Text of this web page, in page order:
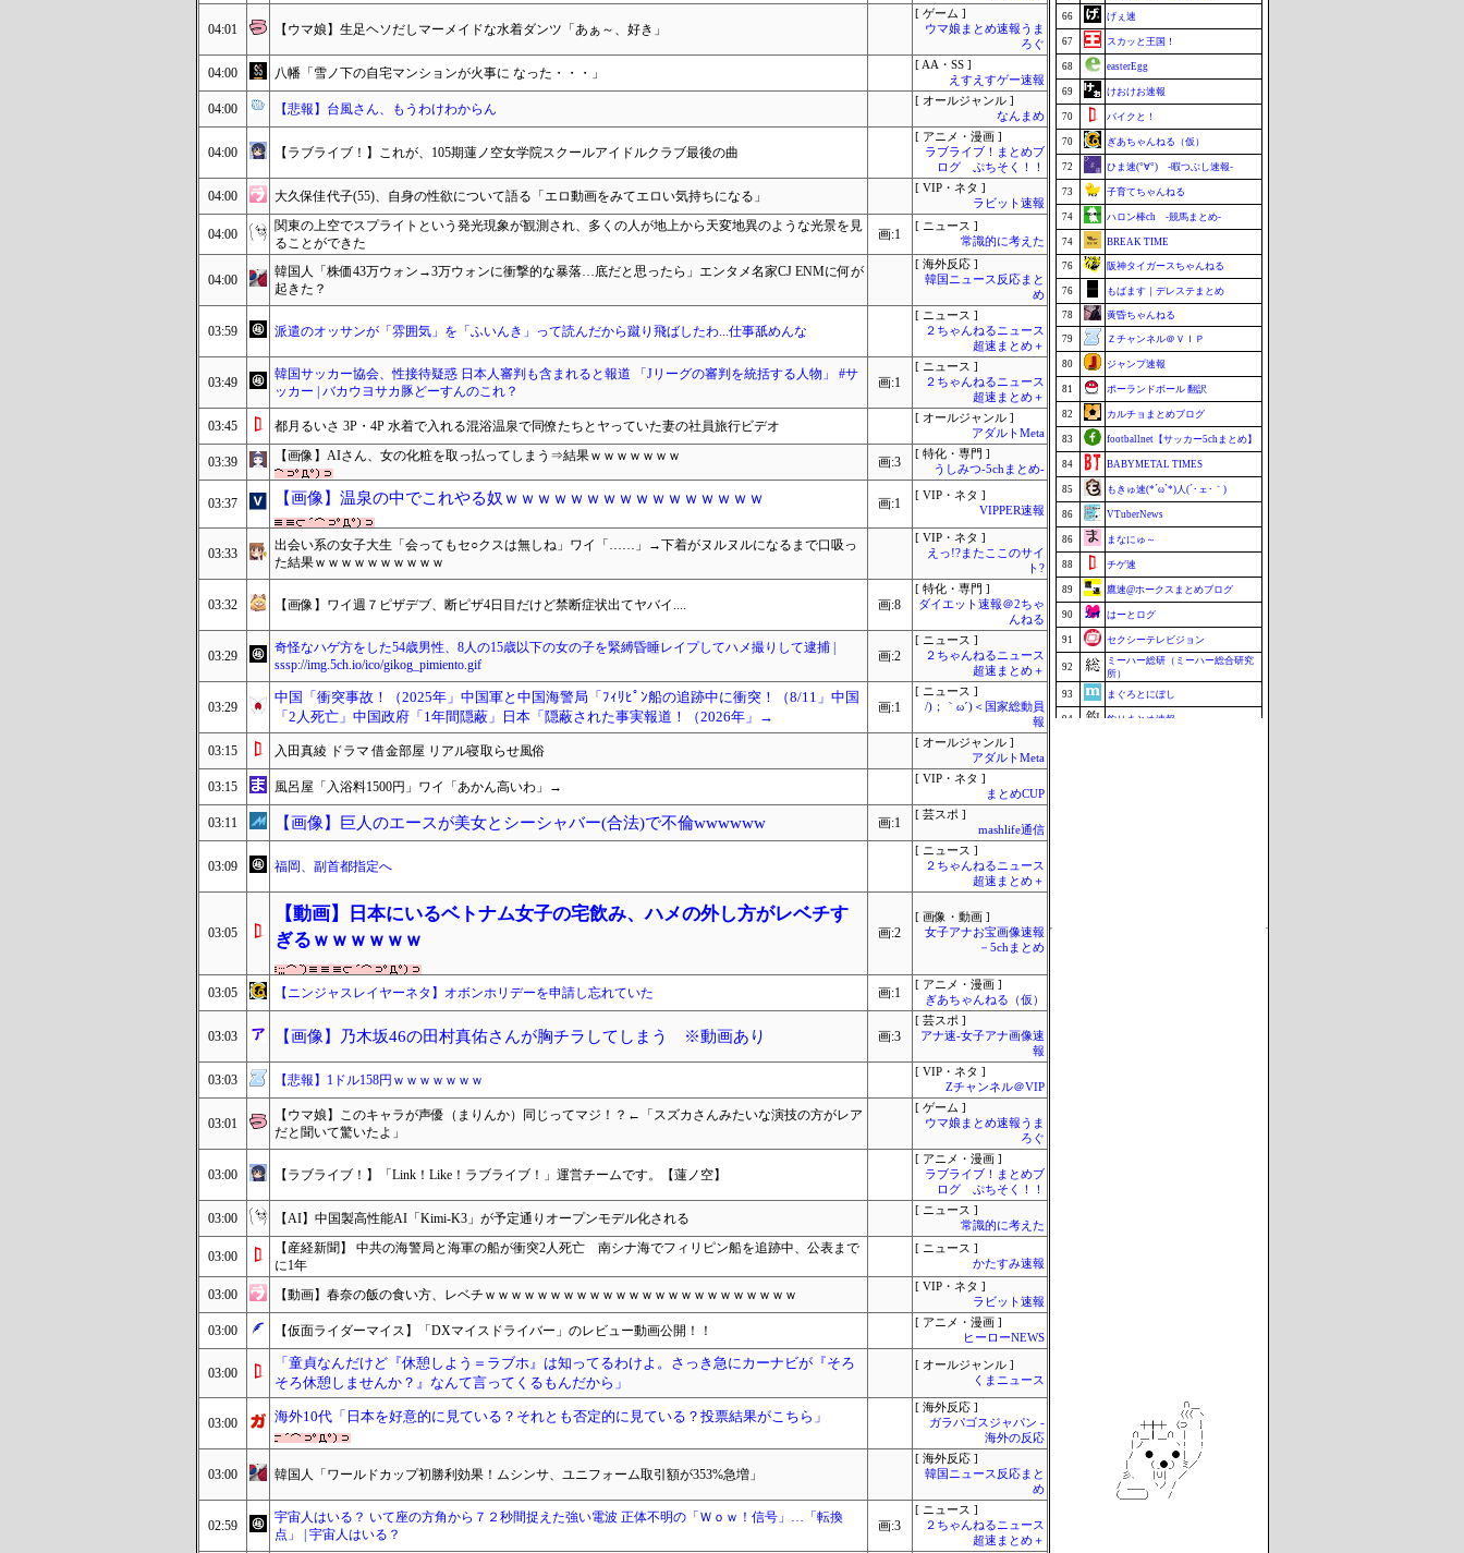
04:01 【ウマ娘】生足ヘソだしマーメイドな水着ダンツ「あぁ～、好き」
[ ゲーム ]
ウマ娘まとめ速報うま
ろぐ
04:00 八幡「雪ノ下の自宅マンションが火事に なった・・・」
[ AA・SS ]
えすえすゲー速報
04:00 【悲報】台風さん、もうわけわからん
[ オールジャンル ]
なんまめ
04:00 【ラブライブ！】これが、105期蓮ノ空女学院スクールアイドルクラブ最後の曲
[ アニメ・漫画 ]
ラブライブ！まとめブ
ログ ぷちそく！！
04:00 大久保佳代子(55)、自身の性欲について語る「エロ動画をみてエロい気持ちになる」
[ VIP・ネタ ]
ラビット速報
04:00
関東の上空でスプライトという発光現象が観測され、多くの人が地上から天変地異のような光景を見
ることができた
画:1
[ ニュース ]
常識的に考えた
04:00
韓国人「株価43万ウォン→3万ウォンに衝撃的な暴落…底だと思ったら」エンタメ名家CJ ENMに何が
起きた？
[ 海外反応 ]
韓国ニュース反応まと
め
03:59 派遣のオッサンが「雰囲気」を「ふいんき」って読んだから蹴り飛ばしたわ...仕事舐めんな
[ ニュース ]
２ちゃんねるニュース
超速まとめ＋
03:49
韓国サッカー協会、性接待疑惑 日本人審判も含まれると報道 「Jリーグの審判を統括する人物」 #サ
ッカー | バカウヨサカ豚どーすんのこれ？
画:1
[ ニュース ]
２ちゃんねるニュース
超速まとめ＋
03:45 都月るいさ 3P・4P 水着で入れる混浴温泉で同僚たちとヤっていた妻の社員旅行ビデオ
[ オールジャンル ]
アダルトMeta
03:39 【画像】AIさん、女の化粧を取っ払ってしまう⇒結果ｗｗｗｗｗｗｗ 画:3
[ 特化・専門 ]
うしみつ-5chまとめ-
03:37 【画像】温泉の中でこれやる奴ｗｗｗｗｗｗｗｗｗｗｗｗｗｗｗｗ 画:1
[ VIP・ネタ ]
VIPPER速報
03:33
出会い系の女子大生「会ってもセ○クスは無しね」ワイ「……」→下着がヌルヌルになるまで口吸っ
た結果ｗｗｗｗｗｗｗｗｗｗ
[ VIP・ネタ ]
えっ!?またここのサイ
ト?
03:32 【画像】ワイ週７ピザデブ、断ピザ4日目だけど禁断症状出てヤバイ.... 画:8
[ 特化・専門 ]
ダイエット速報＠2ちゃ
んねる
03:29
奇怪なハゲ方をした54歳男性、8人の15歳以下の女の子を緊縛昏睡レイプしてハメ撮りして逮捕 |
sssp://img.5ch.io/ico/gikog_pimiento.gif
画:2
[ ニュース ]
２ちゃんねるニュース
超速まとめ＋
03:29
中国「衝突事故！（2025年」中国軍と中国海警局「ﾌｨﾘﾋﾟﾝ船の追跡中に衝突！（8/11」中国
「2人死亡」中国政府「1年間隠蔽」日本「隠蔽された事実報道！（2026年」→
画:1
[ ニュース ]
/)；｀ω´)＜国家総動員
報
03:15 入田真綾 ドラマ 借金部屋 リアル寝取らせ風俗
[ オールジャンル ]
アダルトMeta
03:15 風呂屋「入浴料1500円」ワイ「あかん高いわ」→
[ VIP・ネタ ]
まとめCUP
03:11 【画像】巨人のエースが美女とシーシャバー(合法)で不倫wwwwww 画:1
[ 芸スポ ]
mashlife通信
03:09 福岡、副首都指定へ
[ ニュース ]
２ちゃんねるニュース
超速まとめ＋
03:05
【動画】日本にいるベトナム女子の宅飲み、ハメの外し方がレベチす
ぎるｗｗｗｗｗｗ
画:2
[ 画像・動画 ]
女子アナお宝画像速報
－5chまとめ
03:05 【ニンジャスレイヤーネタ】オボンホリデーを申請し忘れていた 画:1
[ アニメ・漫画 ]
ぎあちゃんねる（仮）
03:03 【画像】乃木坂46の田村真佑さんが胸チラしてしまう ※動画あり 画:3
[ 芸スポ ]
アナ速‐女子アナ画像速
報
03:03 【悲報】1ドル158円ｗｗｗｗｗｗｗ
[ VIP・ネタ ]
Zチャンネル＠VIP
03:01
【ウマ娘】このキャラが声優（まりんか）同じってマジ！？←「スズカさんみたいな演技の方がレア
だと聞いて驚いたよ」
[ ゲーム ]
ウマ娘まとめ速報うま
ろぐ
03:00 【ラブライブ！】「Link！Like！ラブライブ！」運営チームです。【蓮ノ空】
[ アニメ・漫画 ]
ラブライブ！まとめブ
ログ ぷちそく！！
03:00 【AI】中国製高性能AI「Kimi-K3」が予定通りオープンモデル化される
[ ニュース ]
常識的に考えた
03:00
【産経新聞】 中共の海警局と海軍の船が衝突2人死亡 南シナ海でフィリピン船を追跡中、公表まで
に1年
[ ニュース ]
かたすみ速報
03:00 【動画】春奈の飯の食い方、レベチｗｗｗｗｗｗｗｗｗｗｗｗｗｗｗｗｗｗｗｗｗｗｗｗ
[ VIP・ネタ ]
ラビット速報
03:00 【仮面ライダーマイス】「DXマイスドライバー」のレビュー動画公開！！
[ アニメ・漫画 ]
ヒーローNEWS
03:00
「童貞なんだけど『休憩しよう＝ラブホ』は知ってるわけよ。さっき急にカーナビが『そろ
そろ休憩しませんか？』なんて言ってくるもんだから」
[ オールジャンル ]
くまニュース
03:00 海外10代「日本を好意的に見ている？それとも否定的に見ている？投票結果がこちら」
[ 海外反応 ]
ガラパゴスジャパン -
海外の反応
03:00 韓国人「ワールドカップ初勝利効果！ムシンサ、ユニフォーム取引額が353%急増」
[ 海外反応 ]
韓国ニュース反応まと
め
02:59
宇宙人はいる？ いて座の方角から７２秒間捉えた強い電波 正体不明の「Ｗｏｗ！信号」…「転換
点」 | 宇宙人はいる？
画:3
[ ニュース ]
２ちゃんねるニュース
超速まとめ＋
66 げぇ速
67 スカッと王国！
68 easterEgg
69 けおけお速報
70 バイクと！
70 ぎあちゃんねる（仮）
72 ひま速(°∀°) -暇つぶし速報-
73 子育てちゃんねる
74 ハロン棒ch -競馬まとめ-
74 BREAK TIME
76 阪神タイガースちゃんねる
76 もばます｜デレステまとめ
78 黄昏ちゃんねる
79 Ｚチャンネル＠ＶＩＰ
80 ジャンプ速報
81 ポーランドボール 翻訳
82 カルチョまとめブログ
83 footballnet【サッカー5chまとめ】
84 BABYMETAL TIMES
85 もきゅ速(*´ω`*)人(´･ェ･｀)
86 VTuberNews
86 まなにゅ～
88 チゲ速
89 鷹速@ホークスまとめブログ
90 はーとログ
91 セクシーテレビジョン
92
ミーハー総研（ミーハー総合研究
所）
93
まぐろとにぼし
94 釣りまとめ速報